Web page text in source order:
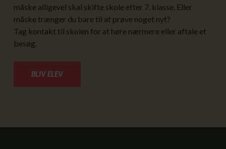
måske alligevel skal skifte skole efter 7. klasse. Eller
måske trænger du bare til at prøve noget nyt?
Tag kontakt til skolen for at høre nærmere eller aftale et
besøg.
BLIV ELEV